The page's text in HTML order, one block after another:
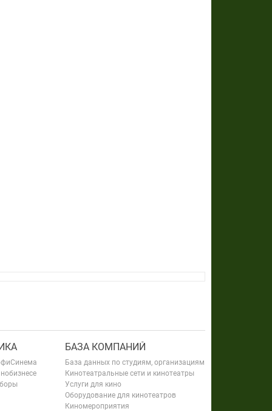
БАЗА КОМПАНИЙ
База данных по студиям, организациям
Кинотеатральные сети и кинотеатры
Услуги для кино
Оборудование для кинотеатров
Киномероприятия